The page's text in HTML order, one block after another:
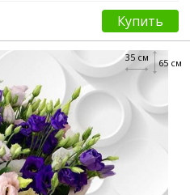
Купить
65 см
35 см